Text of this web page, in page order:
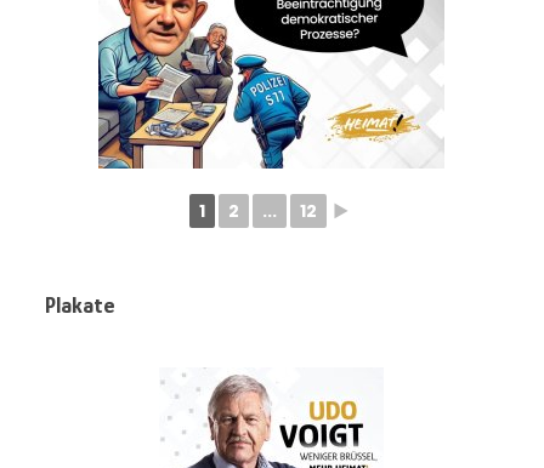
1 2 ... 12 ►
Plakate